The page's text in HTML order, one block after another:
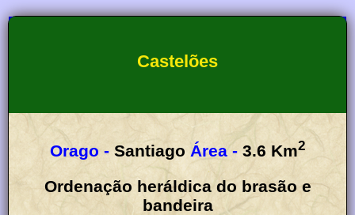
Castelões
Orago - Santiago Área - 3.6 Km2
Ordenação heráldica do brasão e
bandeira